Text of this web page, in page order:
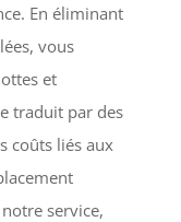
En éliminant
vous
et
traduit par des
coûts liés aux
service,